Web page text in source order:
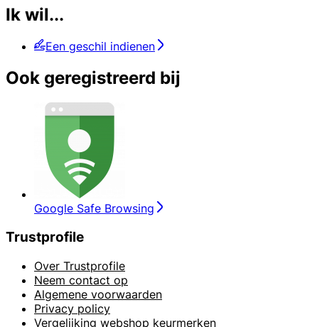
Ik wil...
Een geschil indienen
Ook geregistreerd bij
Google Safe Browsing
Trustprofile
Over Trustprofile
Neem contact op
Algemene voorwaarden
Privacy policy
Vergelijking webshop keurmerken